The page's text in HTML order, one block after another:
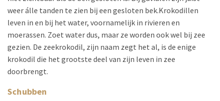
weer álle tanden te zien bij een gesloten bek.Krokodillen
leven in en bij het water, voornamelijk in rivieren en
moerassen. Zoet water dus, maar ze worden ook wel bij zee
gezien. De zeekrokodil, zijn naam zegt het al, is de enige
krokodil die het grootste deel van zijn leven in zee
doorbrengt.
Schubben